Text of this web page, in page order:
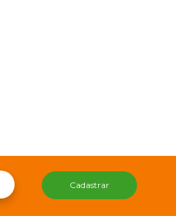
Cadastrar